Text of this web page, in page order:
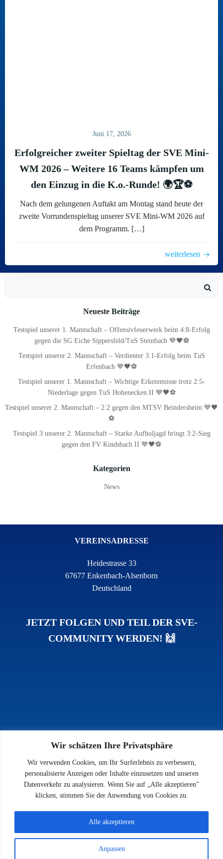
Wir schätzen Ihre Privatsphäre
Wir verwenden Cookies, um Ihr Surferlebnis zu verbessern,
personalisierte Anzeigen oder Inhalte einzusetzen und unseren
Datenverkehr zu analysieren. Wenn Sie auf „Alle akzeptieren"
klicken, stimmen Sie der Anwendung von Cookies zu.
Anpassen
Alle akzeptieren
Juni 17, 2026
Erfolgreicher zweiter Spieltag der SVE Mini-
WM 2026 – Weitere 16 Teams kämpfen um
den Einzug in die K.o.-Runde! 🌍🏆⚽
Nach dem gelungenen Auftakt am Montag stand heute der
zweite Vorrundenspieltag unserer SVE Mini-WM 2026 auf
dem Programm. […]
weiterlesen
Neueste Beiträge
Testspiel unserer 1. Mannschaft – Offensivfeuerwerk beim 4:8-Erfolg
gegen die SG Eiche Sippersfeld/TuS Steinbach 💙🖤⚽
Testspiel unserer 2. Mannschaft – Verdienter 3:1-Erfolg beim TuS
Erfenbach 💙🖤⚽
Testspiel unserer 1. Mannschaft – Wichtige Erkenntnisse trotz 2:5-
Niederlage gegen TuS Hohenecken II 💙🖤⚽
Testspiel unserer 2. Mannschaft – 2:2 gegen den MTSV Beindersheim 💙🖤
⚽
Testspiel 3 unserer 2. Mannschaft – Starke Aufholjagd bringt 3:2-Sieg
gegen den FV Kindsbach II 💙🖤⚽
Kategorien
News
VEREINSADRESSE
Heidestrasse 33
67677 Enkenbach-Alsenborn
Deutschland
JETZT FOLGEN UND TEIL DER SVE-
COMMUNITY WERDEN! 🙌
INFOS
Impressum
Datenschutz
Kontakt